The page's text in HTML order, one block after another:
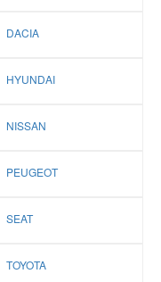
DACIA
HYUNDAI
NISSAN
PEUGEOT
SEAT
TOYOTA